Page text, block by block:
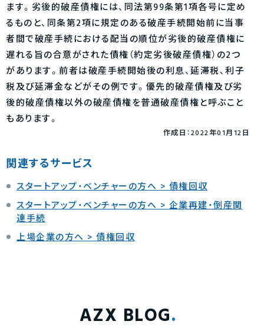
ます。劣後的破産債権には、同法第99条第1項各号に定め
るものと、同条第2項に規定のある破産手続開始前に当事
者間で破産手続における配当の順位が劣後的破産債権に
遅れる旨の合意がされた債権（約定劣後破産債権）の2つ
があります。前者は破産手続開始後の利息、延滞税、利子
税及び延滞金などがその例です。優先的破産債権及び劣
後的破産債権以外の破産債権を普通破産債権と呼ぶこと
もあります。
作成日：2022年01月12日
関連するサービス
スタートアップ・ベンチャーの方へ > 債権回収
スタートアップ・ベンチャーの方へ > 企業再建・倒産関
連手続
上場企業の方へ > 債権回収
AZX BLOG